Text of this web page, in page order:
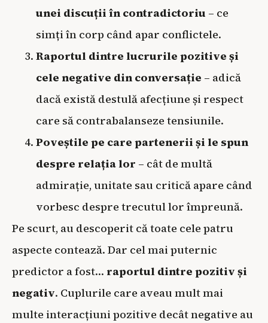
unei discuții în contradictoriu – ce
simți în corp când apar conflictele.
Raportul dintre lucrurile pozitive și
cele negative din conversație – adică
dacă există destulă afecțiune și respect
care să contrabalanseze tensiunile.
Poveștile pe care partenerii și le spun
despre relația lor – cât de multă
admirație, unitate sau critică apare când
vorbesc despre trecutul lor împreună.
Pe scurt, au descoperit că toate cele patru
aspecte contează. Dar cel mai puternic
predictor a fost… raportul dintre pozitiv și
negativ. Cuplurile care aveau mult mai
multe interacțiuni pozitive decât negative au